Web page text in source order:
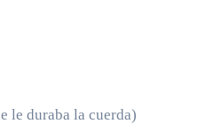
le duraba la cuerda)